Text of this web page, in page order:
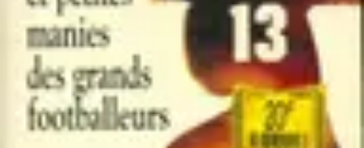
Top Footballeurs
Talents Émergentstalents émergents Histoire du footballTalents
émergentsTendances
Top Footballeurs